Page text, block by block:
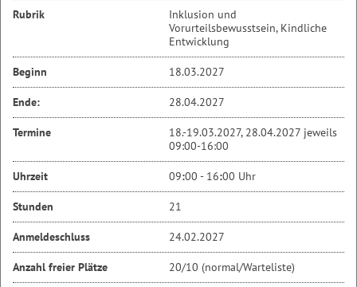
Rubrik
Inklusion und
Vorurteilsbewusstsein, Kindliche
Entwicklung
Beginn 18.03.2027
Ende: 28.04.2027
Termine
18.-19.03.2027, 28.04.2027 jeweils
09:00-16:00
Uhrzeit 09:00 - 16:00 Uhr
Stunden 21
Anmeldeschluss 24.02.2027
Anzahl freier Plätze 20/10 (normal/Warteliste)